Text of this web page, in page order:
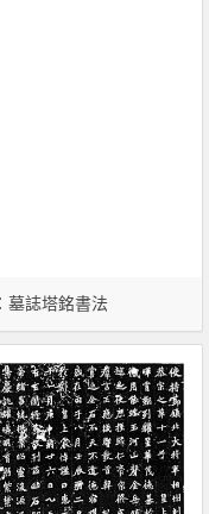
墓誌塔銘書法